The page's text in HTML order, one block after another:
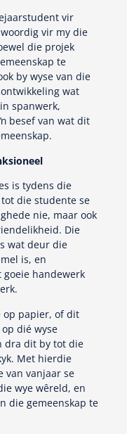
vir
vir my die
die projek
te
by wyse van die
wat
spanwerk,
besef van wat dit
is tydens die
die studente se
nie, maar ook
Die
wat deur die
is, en
handewerk
op papier, of dit
dié wyse
dra dit by tot die
Met hierdie
van vanjaar se
wye wêreld, en
die gemeenskap te